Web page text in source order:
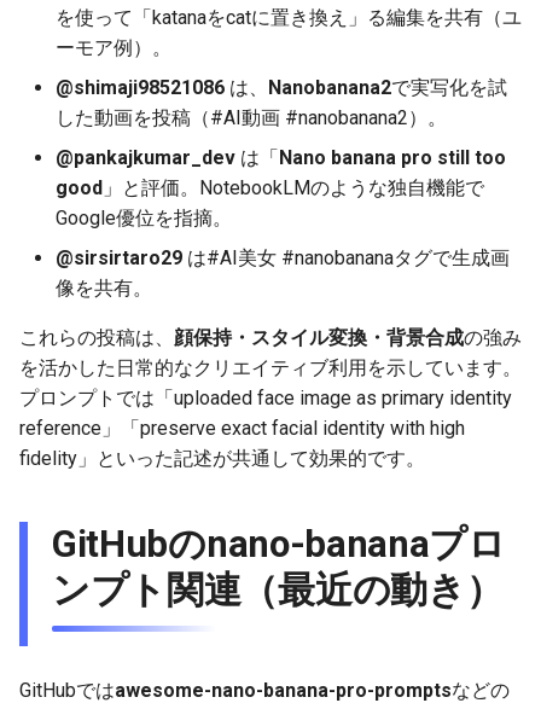
2026-06-25
2026-06-24
2026-06-22
2026-06-21
2026-06-19
2026-06-18
2026-06-16
2026-06-15
2025-12-10
2025-12-09
2025-12-07
2025-12-06
2025-12-04
2025-12-03
2025-12-01
2025-11-30
2026-06-25
2026-06-24
2026-06-22
2026-06-21
2026-06-19
2026-06-18
2026-06-16
2026-06-15
2025-12-10
2025-12-09
2025-12-07
2025-12-06
2025-12-04
2025-12-03
2025-12-01
2025-11-30
2026-02-15
2026-02-08
2026-01-25
2026-01-18
2026-01-04
2026-02-15
2026-02-08
2026-02-15
2026-02-08
2026-01-25
2026-01-18
2026-01-04
2025-12-10
2025-12-09
2025-12-07
2025-12-06
2025-12-04
2025-12-03
2025-12-01
2025-11-30
2026-02-15
2026-02-08
2026-01-25
2026-01-18
2026-01-04
2026-02-08
2026-02-01
2026-01-18
2026-01-13
2026-06-23
2026-06-22
2026-06-20
2026-06-19
2026-06-17
2026-06-16
2026-06-14
2026-06-13
2025-12-10
2025-12-09
2025-12-07
2025-12-06
2025-12-04
2025-12-03
2025-12-01
2025-11-30
2026-02-15
2026-02-08
2026-01-25
2026-01-18
2026-01-04
2026-06-25
2026-06-24
2026-06-22
2026-06-21
2026-06-19
2026-06-18
2026-06-16
2026-06-15
2026-06-21
2026-06-20
2026-06-17
2026-06-16
2026-06-14
2026-06-13
2026-06-10
2026-06-09
を使って「katanaをcatに置き換え」る編集を共有（ユ
ーモア例）。
@shimaji98521086 は、 Nanobanana2で実写化を試
した動画を投稿（#AI動画 #nanobanana2）。
@pankajkumar_dev は「Nano banana pro still too
good 」と評価。NotebookLMのような独自機能で
Google優位を指摘。
@sirsirtaro29 は#AI美女 #nanobananaタグで生成画
像を共有。
これらの投稿は、 顔保持・スタイル変換・背景合成の強み
を活かした日常的なクリエイティブ利用を示しています。
プロンプトでは「uploaded face image as primary identity
reference」「preserve exact facial identity with high
fidelity」といった記述が共通して効果的です。
GitHubのnano-bananaプロ
ンプト関連（最近の動き）
GitHubではawesome-nano-banana-pro-promptsなどの